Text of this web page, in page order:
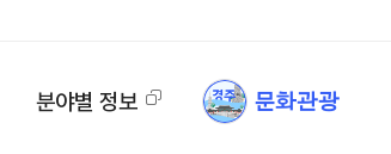
분야별 정보 문화관광